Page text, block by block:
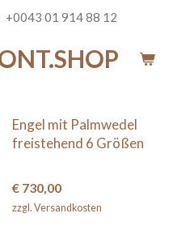
+0043 01 914 88 12
Engel mit Palmwedel
freistehend 6 Größen
€ 730,00
zzgl. Versandkosten